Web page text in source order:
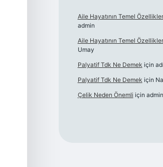
Aile Hayatının Temel
admin
Aile Hayatının Temel
Umay
Palyatif Tdk Ne Demek için
Palyatif Tdk Ne Demek için
Çelik Neden Önemli için admin